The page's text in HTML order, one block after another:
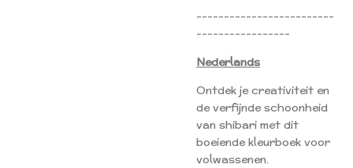
-------------------------
-----------------
Nederlands
Ontdek je creativiteit en
de verfijnde schoonheid
van shibari met dit
boeiende kleurboek voor
volwassenen.